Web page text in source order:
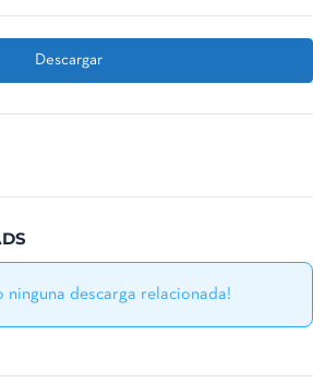
Descargar
ninguna descarga relacionada!